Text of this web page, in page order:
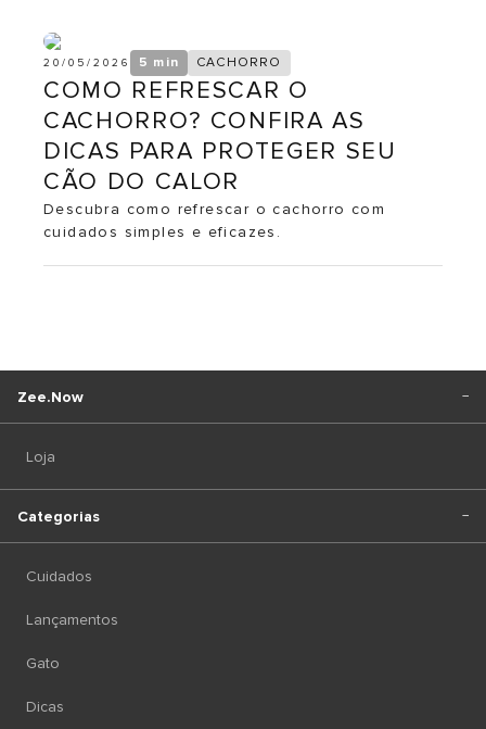
20/05/2026 5 min CACHORRO
COMO REFRESCAR O
CACHORRO? CONFIRA AS
DICAS PARA PROTEGER SEU
CÃO DO CALOR
Descubra como refrescar o cachorro com
cuidados simples e eficazes.
Zee.Now
Loja
Categorias
Cuidados
Lançamentos
Gato
Dicas